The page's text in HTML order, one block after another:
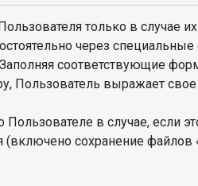
только в случае их
через
соответствующие
Пользователь выражает свое
в случае, если
(включено сохранение файлов